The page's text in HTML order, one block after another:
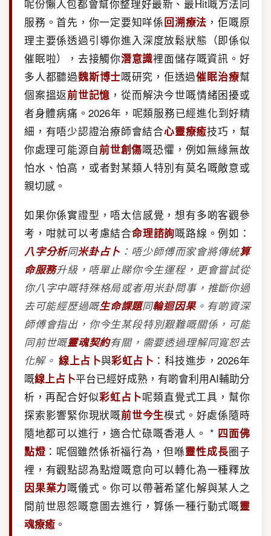
呢份懶人包都會幫你整理好最新、最Hit嘅方法同
服務。首先，你一定要知咩係回溯療法 ，佢嘅原
理主要係透過引導你進入深度放鬆狀態（即係似
催眠啦），去接觸你潛意識裡面儲存嘅資訊。好
多人都聽過魏斯博士嘅研究，佢透過催眠治療幫
個案搵返前世記憶 ，從而解決今世嘅情緒困擾或
者身體病痛。2026年，呢類服務已經進化到好精
細，有唔少認證治療師會結合心靈療癒技巧，幫
你處理可能源自前世創傷嘅恐懼，例如無緣無故
怕水、怕高，或者對某類人特別有莫名嘅敵意或
親切感。
如果你係實證型，唔太信感覺，想有多啲客觀參
考，咁就可以考慮結合命理諮詢嘅路線。例如：
八字分析同米卦占卜 ：唔少師傅而家會將傳統算
命服務升級，唔單止睇你今生運程，更會嘗試從
你八字中嘅特殊格局或者用米卦問事，推斷你過
去可能經歷過嘅生命課題同輪迴因果。有啲資深
師傅會指出，你今生某段特別艱難嘅關係，可能
同前世嘅靈魂契約有關，需要透過理解同寬恕去
化解。 線上占卜與彩虹占卜 ：科技進步，2026年
嘅線上占卜平台已經好成熟，有啲會利用AI輔助分
析，再配合好似彩虹占卜呢類直覺式工具，幫你
探索影響緊你現狀嘅前世今生模式。好處係隨時
隨地都可以進行，適合忙碌嘅香港人。 * 四面佛
點燈 ：呢個雖然係祈福行為，但喺靈性成長圈子
裡，有觀點認為點燈嘅意向可以轉化為一種釋放
因果業力嘅儀式。你可以帶著希望化解與某人之
間前世恩怨嘅意圖去進行，算係一種行動式嘅靈
魂療癒 。